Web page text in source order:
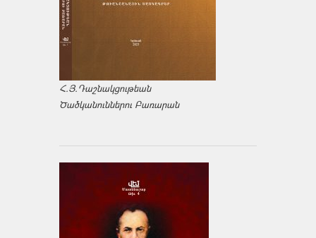
Հ.Յ.Դաշնակցութեան
Ծածկանուններու Բառարան